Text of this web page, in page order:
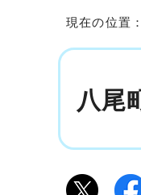
現在の位置
八尾